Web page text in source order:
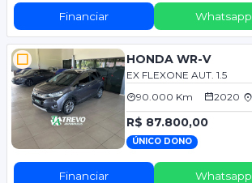
Financiar Whatsapp
HONDA WR-V
EX FLEXONE AUT. 1.5
90.000 Km
2020
R$ 87.800,00
ÚNICO DONO
Financiar Whatsapp